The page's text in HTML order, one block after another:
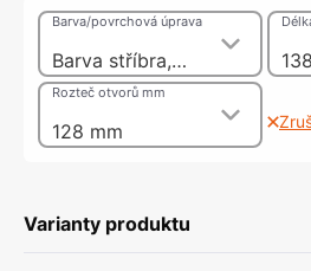
Barva stříbra, elox
Barva/povrchová úprava
128 mm
Rozteč otvorů mm
Varianty produktu